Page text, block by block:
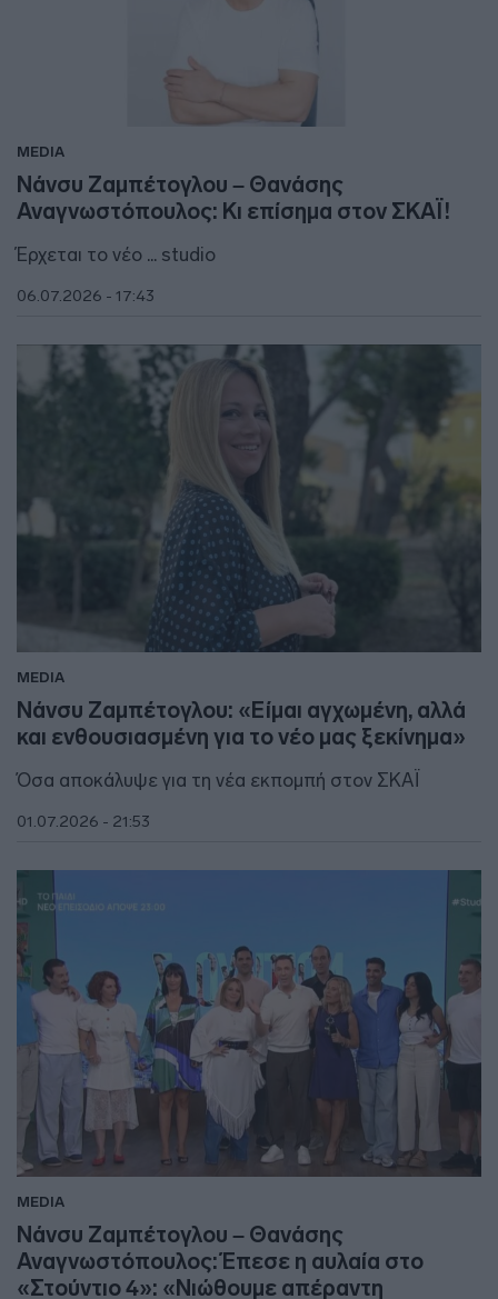
MEDIA
Νάνσυ Ζαμπέτογλου – Θανάσης
Αναγνωστόπουλος: Κι επίσημα στον ΣΚΑΪ!
Έρχεται το νέο ... studio
06.07.2026 - 17:43
MEDIA
Νάνσυ Ζαμπέτογλου: «Είμαι αγχωμένη, αλλά
και ενθουσιασμένη για το νέο μας ξεκίνημα»
Όσα αποκάλυψε για τη νέα εκπομπή στον ΣΚΑΪ
01.07.2026 - 21:53
MEDIA
Νάνσυ Ζαμπέτογλου – Θανάσης
Αναγνωστόπουλος: Έπεσε η αυλαία στο
«Στούντιο 4»: «Νιώθουμε απέραντη